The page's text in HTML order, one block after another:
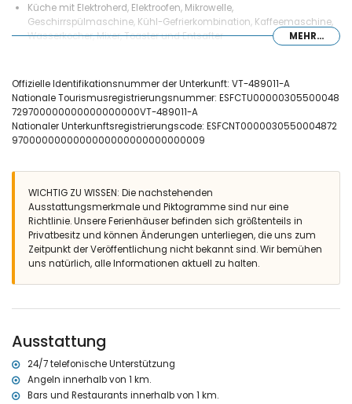
Küche mit Elektroherd, Elektroofen, Mikrowelle,
Geschirrspülmaschine, Kühl-Gefrierkombination, Kaffeemaschine,
Wasserkocher, Mixer, Toaster und Entsafter
Schlafzimmer mit Kingsize Bett (von 200 x 180cm), Klimaanlage
und mit Badezimmer ensuite
Schlafzimmer mit Doppelbett (von 190 x 135cm) und Klimaanlage
Schlafzimmer mit 2 Einzelbetten (von 200 x 90cm) und
Badezimmer mit Einzelwaschbecken, Dusche, Bidet und Toilette
Badezimmer mit Einzelwaschbecken, Dusche und Toilette
Aussen
grosses und eingezäuntes Grundstück
privater Pool mit Abmessungen: 10M x 4M und 2M Tiefe
schöner Garten mit Rasen, Bäumen und Gartenmöbel mit
2 Terrassen, wovon 1 überdacht
Aussendusche
Freisitz und Essplatz im Freien
privater Garageplatz und privater Parkplatz
Mehr Information
MEHR...
Offizielle Identifikationsnummer der Unterkunft: VT-489011-A
Nationale Tourismusregistrierungsnummer: ESFCTU00000305500048
729700000000000000000VT-489011-A
Nationaler Unterkunftsregistrierungscode: ESFCNT0000030550004872
9700000000000000000000000000009
WICHTIG ZU WISSEN: Die nachstehenden
Ausstattungsmerkmale und Piktogramme sind nur eine
Richtlinie. Unsere Ferienhäuser befinden sich größtenteils in
Privatbesitz und können Änderungen unterliegen, die uns zum
Zeitpunkt der Veröffentlichung nicht bekannt sind. Wir bemühen
uns natürlich, alle Informationen aktuell zu halten.
Ausstattung
24/7 telefonische Unterstützung
Angeln innerhalb von 1 km.
Bars und Restaurants innerhalb von 1 km.